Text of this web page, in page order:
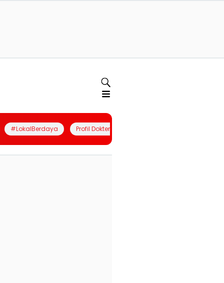
#LokalBerdaya Profil Dokter